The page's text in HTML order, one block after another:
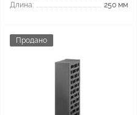
Длина:
250 мм
Продано